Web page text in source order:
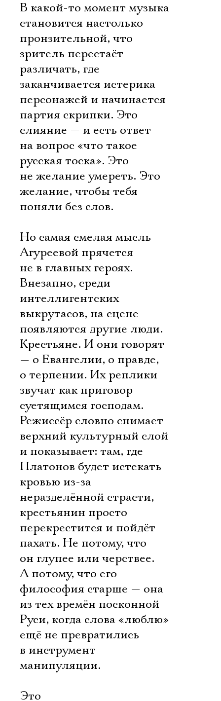
В какой-то момент музыка
становится настолько
пронзительной, что
зритель перестаёт
различать, где
заканчивается истерика
персонажей и начинается
партия скрипки. Это
слияние — и есть ответ
на вопрос «что такое
русская тоска». Это
не желание умереть. Это
желание, чтобы тебя
поняли без слов.
Но самая смелая мысль
Агуреевой прячется
не в главных героях.
Внезапно, среди
интеллигентских
выкрутасов, на сцене
появляются другие люди.
Крестьяне. И они говорят
— о Евангелии, о правде,
о терпении. Их реплики
звучат как приговор
суетящимся господам.
Режиссёр словно снимает
верхний культурный слой
и показывает: там, где
Платонов будет истекать
кровью из-за
неразделённой страсти,
крестьянин просто
перекрестится и пойдёт
пахать. Не потому, что
он глупее или черствее.
А потому, что его
философия старше — она
из тех времён посконной
Руси, когда слова «люблю»
ещё не превратились
в инструмент
манипуляции.
Это